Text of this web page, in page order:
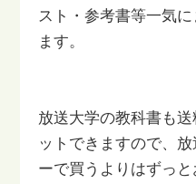
スト・参考書等一気
ます。
放送大学の教科書も
ットできますので、 放
ーで買うよりはずっ